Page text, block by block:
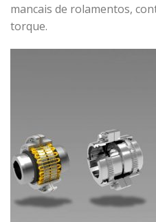
mancais de rolamentos,
torque.